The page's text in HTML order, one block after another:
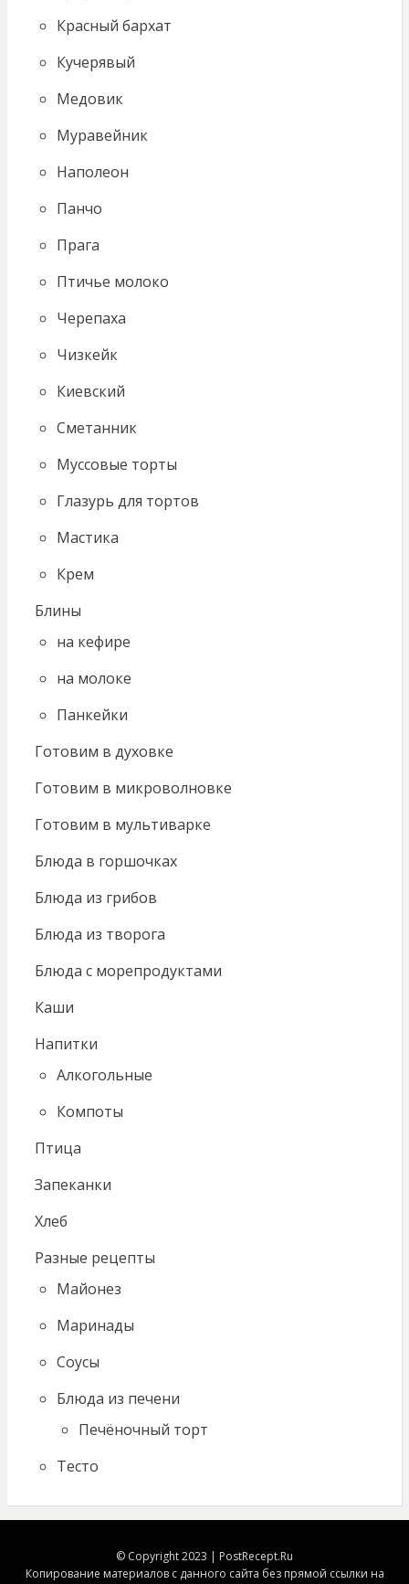
Красный бархат
Кучерявый
Медовик
Муравейник
Наполеон
Панчо
Прага
Птичье молоко
Черепаха
Чизкейк
Киевский
Сметанник
Муссовые торты
Глазурь для тортов
Мастика
Крем
Блины
на кефире
на молоке
Панкейки
Готовим в духовке
Готовим в микроволновке
Готовим в мультиварке
Блюда в горшочках
Блюда из грибов
Блюда из творога
Блюда с морепродуктами
Каши
Напитки
Алкогольные
Компоты
Птица
Запеканки
Хлеб
Разные рецепты
Майонез
Маринады
Соусы
Блюда из печени
Печёночный торт
Тесто
© Copyright 2023 | PostRecept.Ru
Копирование материалов с данного сайта без прямой ссылки на